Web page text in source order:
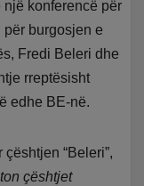
një konferencë për
për burgosjen e
Fredi Beleri dhe
rreptësisht
edhe BE-në.
“Beleri”,
çështjet